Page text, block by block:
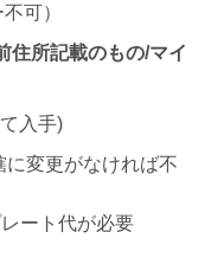
可）
所記載のもの/マイ
入手)
に変更がなければ不
ート代が必要